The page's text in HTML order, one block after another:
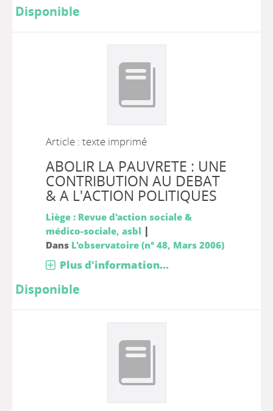
Disponible
Article : texte imprimé
ABOLIR LA PAUVRETE : UNE
CONTRIBUTION AU DEBAT
& A L'ACTION POLITIQUES
Liège : Revue d'action sociale &
médico-sociale, asbl |
Dans L'observatoire (n° 48, Mars 2006)
Plus d'information...
Disponible